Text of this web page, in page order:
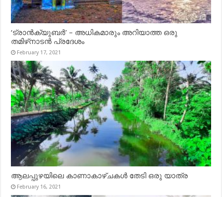
‘ട്രാൻക്യുബർ’ – അധികമാരും അറിയാത്ത ഒരു
തമിഴ്‌നാടൻ പ്രദേശം
February 17, 2021
ആലപ്പുഴയിലെ കാണാകാഴ്ചകൾ തേടി ഒരു യാത്ര
February 16, 2021